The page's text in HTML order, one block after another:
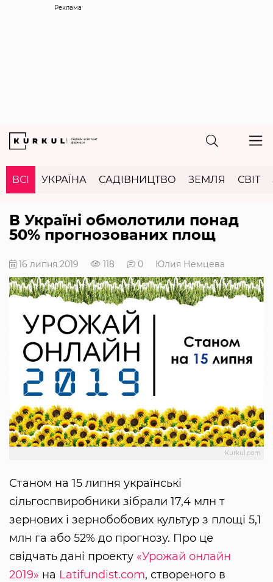
Реклама
ВСІ УКРАЇНА САДІВНИЦТВО ЗЕМЛЯ СВІТ
В Україні обмолотили понад
50% прогнозованих площ
16 липня 2019 118 0 Юлия Немцева
Kurkul.com
Станом на 15 липня українські
сільгоспвиробники зібрали 17,4 млн т
зернових і зернобобових культур з площі 5,1
млн га або 52% до прогнозу. Про це
свідчать дані проекту «Урожай онлайн
2019» на Latifundist.com, створеного в